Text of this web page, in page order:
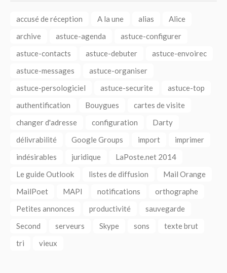
accusé de réception A la une alias
Alice
archive
astuce-agenda
astuce-configurer
astuce-contacts
astuce-debuter
astuce-envoirec
astuce-messages
astuce-organiser
astuce-persologiciel
astuce-securite
astuce-top
authentification
Bouygues
cartes de visite
changer d'adresse
configuration
Darty
délivrabilité
Google Groups import
imprimer
indésirables
juridique
LaPoste.net 2014
Le guide Outlook
listes de diffusion
Mail Orange
MailPoet
MAPI notifications
orthographe
Petites annonces
productivité
sauvegarde
Second
serveurs Skype sons
texte brut
tri
vieux